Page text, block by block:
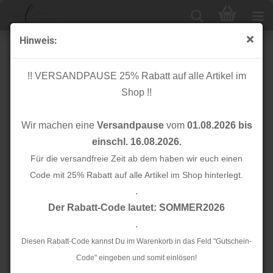
Hinweis:
!! VERSANDPAUSE 25% Rabatt auf alle Artikel im
Shop !!
Wir machen eine Versandpausevom 01.08.2026 bis
einschl. 16.08.2026.
Für die versandfreie Zeit ab dem haben wir euch einen
Code mit 25% Rabatt auf alle Artikel im Shop hinterlegt.
.
Der Rabatt-Code lautet: SOMMER2026
.
Diesen Rabatt-Code kannst Du im Warenkorb in das Feld "Gutschein-
Code" eingeben und somit einlösen!
Knopf Cotton - Curb - 11mm - calm grey - Mind the
Maker